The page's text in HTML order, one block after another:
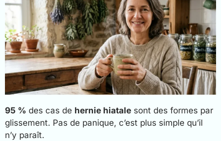
95 % des cas de hernie hiatale sont des formes par
glissement. Pas de panique, c’est plus simple qu’il
n’y paraît.